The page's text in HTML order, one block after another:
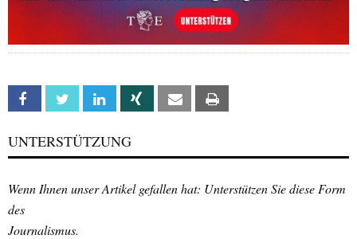
Facebook Twitter Linkedin Xing Email
UNTERSTÜTZUNG
Wenn Ihnen unser Artikel gefallen hat: Unterstützen Sie diese Form
des
Journalismus.